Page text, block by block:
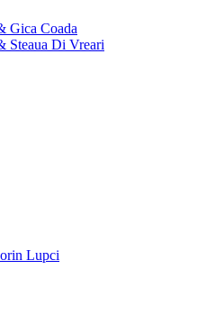
Gica Coada
Steaua Di Vreari
Lupci